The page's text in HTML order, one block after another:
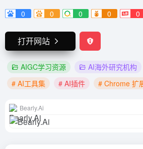
0
0 0 0 0
打开网站
AIGC学习资源 AI海外研究机构
# AI工具集
# AI插件 # Chrome 扩
Bearly.Ai